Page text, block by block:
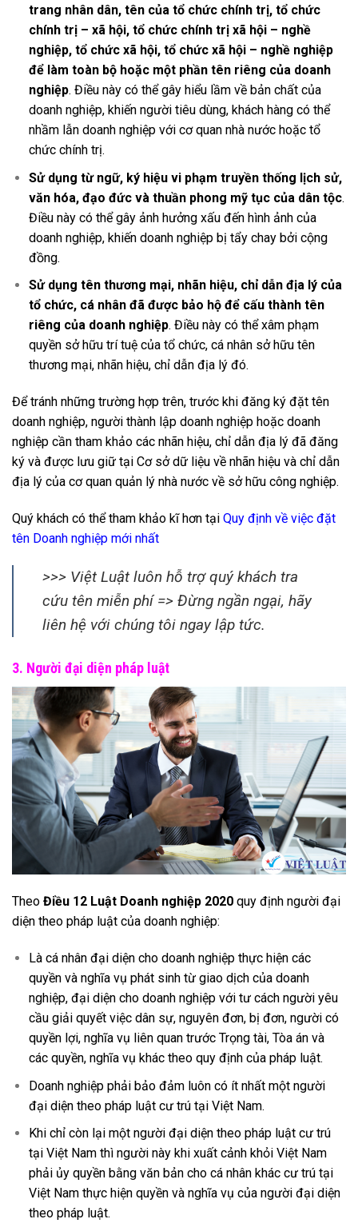
trang nhân dân, tên của tổ chức chính trị, tổ chức
chính trị – xã hội, tổ chức chính trịxã hội – nghề
nghiệp, tổ chức xã hội, tổ chức xã hội – nghề nghiệp
để làm toàn bộ hoặc một phần tên riêng của doanh
nghiệp. Điều này có thể gây hiểu lầm về bản chất của
doanh nghiệp, khiến người tiêu dùng, khách hàng có thể
nhầm lẫn doanh nghiệp với cơ quan nhà nước hoặc tổ
chức chính trị.
Sử dụng từ ngữ, ký hiệu vi phạm truyền thống lịch sử,
văn hóa, đạo đức và thuần phong mỹ tục của dân tộc.
Điều này có thể gây ảnh hưởng xấu đến hình ảnh của
doanh nghiệp, khiến doanh nghiệp bị tẩy chay bởi cộng
đồng.
Sử dụng tên thương mại, nhãn hiệu, chỉ dẫn địa lý của
tổ chức, cá nhân đã được bảo hộ để cấu thành tên
riêng của doanh nghiệp. Điều này có thể xâm phạm
quyền sở hữu trí tuệ của tổ chức, cá nhân sở hữu tên
thương mại, nhãn hiệu, chỉ dẫn địa lý đó.
Để tránh những trường hợp trên, trước khi đăng ký đặt tên
doanh nghiệp, người thành lập doanh nghiệp hoặc doanh
nghiệp cần tham khảo các nhãn hiệu, chỉ dẫn địa lý đã đăng
ký và được lưu giữ tại Cơ sở dữ liệu về nhãn hiệu và chỉ dẫn
địa lý của cơ quan quản lý nhà nước về sở hữu công nghiệp.
Quý khách có thể tham khảo kĩ hơn tại Quy định về việc đặt
tên Doanh nghiệp mới nhất
>>> Việt Luật luôn hỗ trợ quý khách tra
cứu tên miễn phí => Đừng ngần ngại, hãy
liên hệ với chúng tôi ngay lập tức.
3. Người đại diện pháp luật
Theo Điều 12 Luật Doanh nghiệp 2020 quy định người đại
diện theo pháp luật của doanh nghiệp:
Là cá nhân đại diện cho doanh nghiệp thực hiện các
quyền và nghĩa vụ phát sinh từ giao dịch của doanh
nghiệp, đại diện cho doanh nghiệp với tư cách người yêu
cầu giải quyết việc dân sự, nguyên đơn, bị đơn, người có
quyền lợi, nghĩa vụ liên quan trước Trọng tài, Tòa án và
các quyền, nghĩa vụ khác theo quy định của pháp luật.
Doanh nghiệp phải bảo đảm luôn có ít nhất một người
đại diện theo pháp luật cư trú tại Việt Nam.
Khi chỉ còn lại một người đại diện theo pháp luật cư trú
tại Việt Nam thì người này khi xuất cảnh khỏi Việt Nam
phải ủy quyền bằng văn bản cho cá nhân khác cư trú tại
Việt Nam thực hiện quyền và nghĩa vụ của người đại diện
theo pháp luật.